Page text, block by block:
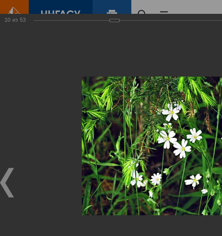
Виртуальные
выставки
(фотоальбомы)
10 из 53